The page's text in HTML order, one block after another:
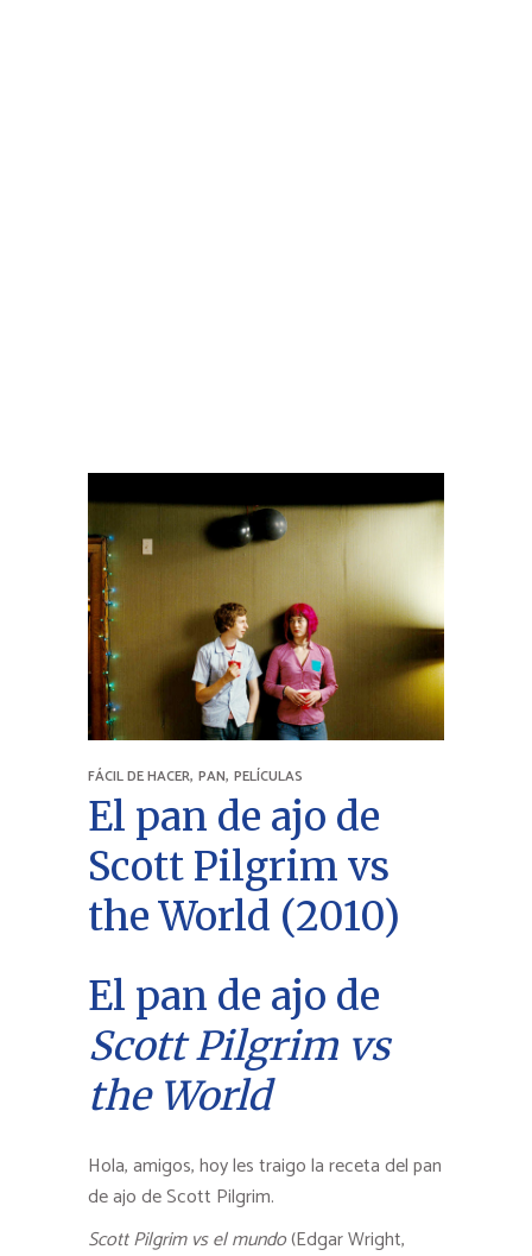
FÁCIL DE HACER, PAN, PELÍCULAS
El pan de ajo de
Scott Pilgrim vs
the World (2010)
El pan de ajo de
Scott Pilgrim vs
the World
Hola, amigos, hoy les traigo la receta del pan
de ajo de Scott Pilgrim.
Scott Pilgrim vs el mundo(Edgar Wright,